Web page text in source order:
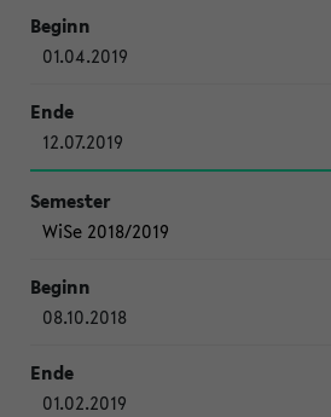
01.04.2019
12.07.2019
WiSe 2018/2019
08.10.2018
01.02.2019